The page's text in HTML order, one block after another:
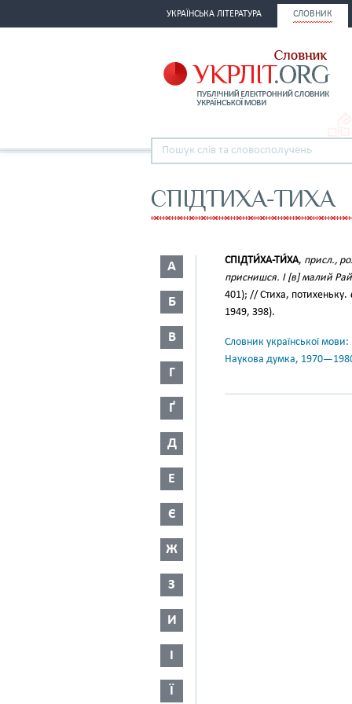
УКРАЇНСЬКА ЛІТЕРАТУРА СЛОВНИК
СПІДТИХА-ТИХА
А
Б
В
Г
Ґ
Д
Е
Є
Ж
З
И
І
Ї
СПІДТИ́ХА-ТИ́ХА, присл.,
приснишся. І [в] малий
401); // Стиха, потихеньку.
1949, 398).
Словник української
Наукова думка,